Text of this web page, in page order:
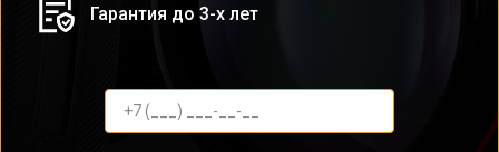
Гарантия до 3-х лет